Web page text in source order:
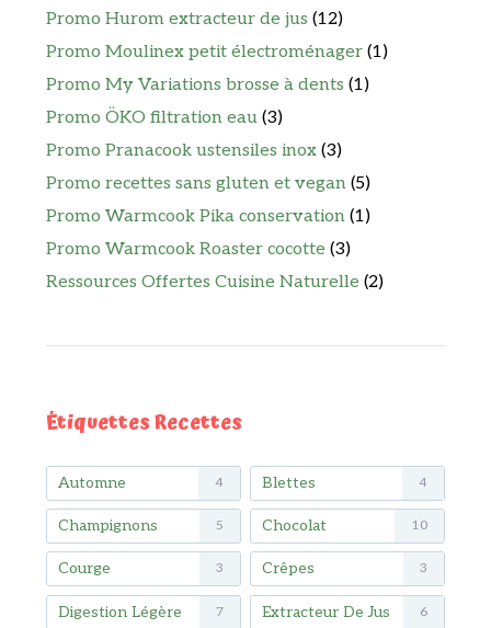
Promo Hurom extracteur de jus (12)
Promo Moulinex petit électroménager (1)
Promo My Variations brosse à dents (1)
Promo ÖKO filtration eau (3)
Promo Pranacook ustensiles inox (3)
Promo recettes sans gluten et vegan (5)
Promo Warmcook Pika conservation (1)
Promo Warmcook Roaster cocotte (3)
Ressources Offertes Cuisine Naturelle (2)
Étiquettes Recettes
Automne 4 Blettes 4
Champignons 5 Chocolat 10
Courge 3 Crêpes 3
Digestion Légère 7 Extracteur De Jus 6